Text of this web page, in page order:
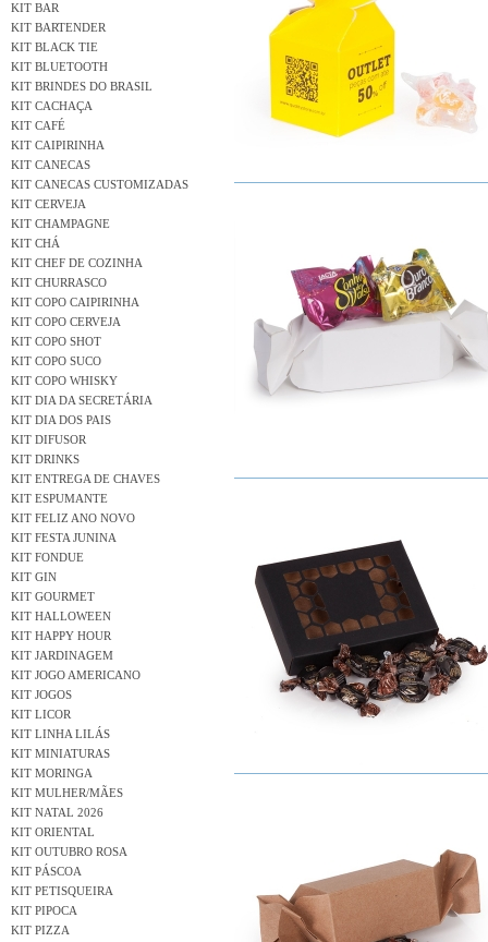
KIT BAR
KIT BARTENDER
KIT BLACK TIE
KIT BLUETOOTH
KIT BRINDES DO BRASIL
KIT CACHAÇA
KIT CAFÉ
KIT CAIPIRINHA
KIT CANECAS
KIT CANECAS CUSTOMIZADAS
KIT CERVEJA
KIT CHAMPAGNE
KIT CHÁ
KIT CHEF DE COZINHA
KIT CHURRASCO
KIT COPO CAIPIRINHA
KIT COPO CERVEJA
KIT COPO SHOT
KIT COPO SUCO
KIT COPO WHISKY
KIT DIA DA SECRETÁRIA
KIT DIA DOS PAIS
KIT DIFUSOR
KIT DRINKS
KIT ENTREGA DE CHAVES
KIT ESPUMANTE
KIT FELIZ ANO NOVO
KIT FESTA JUNINA
KIT FONDUE
KIT GIN
KIT GOURMET
KIT HALLOWEEN
KIT HAPPY HOUR
KIT JARDINAGEM
KIT JOGO AMERICANO
KIT JOGOS
KIT LICOR
KIT LINHA LILÁS
KIT MINIATURAS
KIT MORINGA
KIT MULHER/MÃES
KIT NATAL 2026
KIT ORIENTAL
KIT OUTUBRO ROSA
KIT PÁSCOA
KIT PETISQUEIRA
KIT PIPOCA
KIT PIZZA